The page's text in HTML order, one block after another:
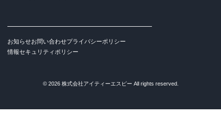
お知らせお問い合わせプライバシーポリシー
情報セキュリティポリシー
© 2026 株式会社アイティーエスピー All rights reserved.